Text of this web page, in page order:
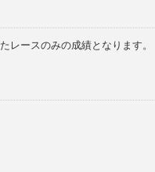
レースのみの成績となります。